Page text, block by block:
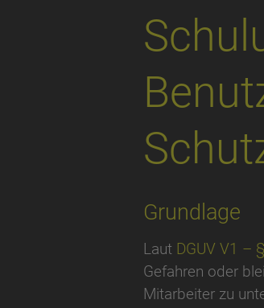
Grundlage
Laut DGUV V1 –
Gefahren oder
Mitarbeiter zu